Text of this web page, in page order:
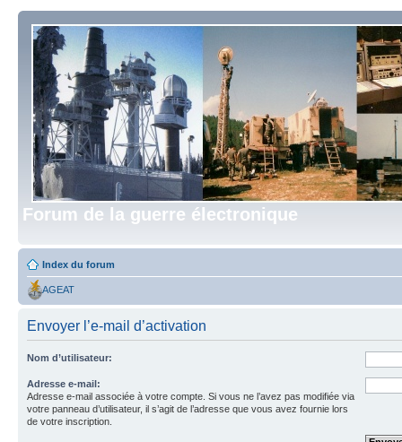
Forum de la guerre électronique
Index du forum
AGEAT
Envoyer l’e-mail d’activation
Nom d’utilisateur:
Adresse e-mail:
Adresse e-mail associée à votre compte. Si vous ne l’avez pas modifiée via
votre panneau d’utilisateur, il s’agit de l’adresse que vous avez fournie lors
de votre inscription.